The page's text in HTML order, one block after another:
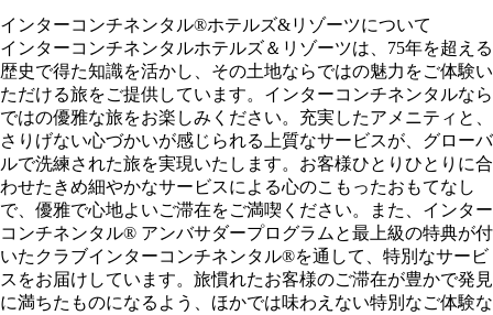
インターコンチネンタル®ホテルズ&リゾーツについて
インターコンチネンタルホテルズ＆リゾーツは、75年を超える
歴史で得た知識を活かし、その土地ならではの魅力をご体験い
ただける旅をご提供しています。インターコンチネンタルなら
ではの優雅な旅をお楽しみください。充実したアメニティと、
さりげない心づかいが感じられる上質なサービスが、グローバ
ルで洗練された旅を実現いたします。お客様ひとりひとりに合
わせたきめ細やかなサービスによる心のこもったおもてなし
で、優雅で心地よいご滞在をご満喫ください。また、インター
コンチネンタル® アンバサダープログラムと最上級の特典が付
いたクラブインターコンチネンタル®を通して、特別なサービ
スをお届けしています。旅慣れたお客様のご滞在が豊かで発見
に満ちたものになるよう、ほかでは味わえない特別なご体験な